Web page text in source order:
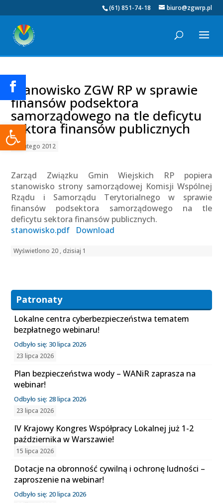
Otwórz pasek narzędzi
(61) 851-74-18 biuro@zgwrp.pl
Stanowisko ZGW RP w sprawie
finansów podsektora
samorządowego na tle deficytu
sektora finansów publicznych
22 lutego 2012
Zarząd Związku Gmin Wiejskich RP popiera
stanowisko strony samorządowej Komisji Wspólnej
Rządu i Samorządu Terytorialnego w sprawie
finansów podsektora samorządowego na tle
deficytu sektora finansów publicznych.
stanowisko.pdf
Download
Wyświetlono 20 , dzisiaj 1
Patronaty
Lokalne centra cyberbezpieczeństwa tematem
bezpłatnego webinaru!
Odbyło się: 30 lipca 2026
23 lipca 2026
Plan bezpieczeństwa wody – WANiR zaprasza na
webinar!
Odbyło się: 28 lipca 2026
23 lipca 2026
IV Krajowy Kongres Współpracy Lokalnej już 1-2
października w Warszawie!
15 lipca 2026
Dotacje na obronność cywilną i ochronę ludności –
zaproszenie na webinar!
Odbyło się: 20 lipca 2026